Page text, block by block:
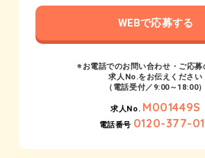
WEBで応募する
※お電話でのお問い合わせ・ご応募
求人No.をお伝えください
（電話受付／9:00～18:00）
求人No. M001449S
電話番号 0120-377-